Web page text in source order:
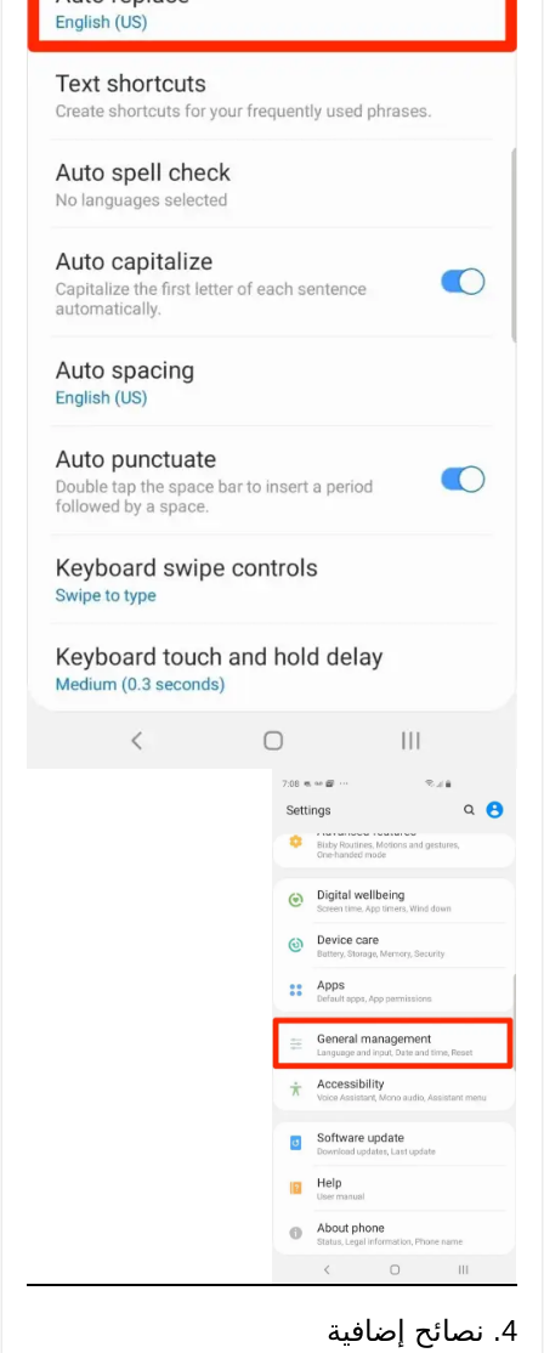
4. نصائح إضافية